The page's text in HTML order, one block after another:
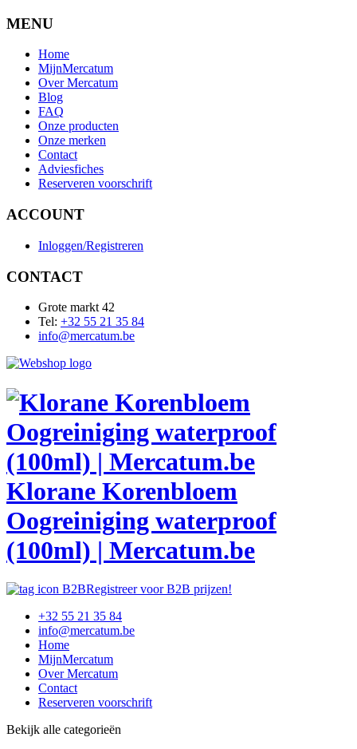
MENU
Home
MijnMercatum
Over Mercatum
Blog
FAQ
Onze producten
Onze merken
Contact
Adviesfiches
Reserveren voorschrift
ACCOUNT
Inloggen/Registreren
CONTACT
Grote markt 42
Tel: +32 55 21 35 84
info@mercatum.be
Klorane Korenbloem
Oogreiniging waterproof
(100ml) | Mercatum.be
Registreer voor B2B prijzen!
+32 55 21 35 84
info@mercatum.be
Home
MijnMercatum
Over Mercatum
Contact
Reserveren voorschrift
Bekijk alle categorieën